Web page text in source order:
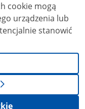
cookie mogą
urządzenia lub
stanowić